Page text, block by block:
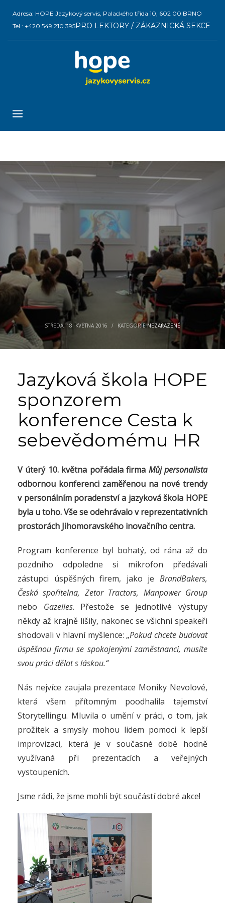
Adresa: HOPE Jazykový servis, Palackého třída 10, 602 00 BRNO
Tel.: +420 549 210 395PRO LEKTORY / ZÁKAZNICKÁ SEKCE
STŘEDA, 18. KVĚTNA 2016 / KATEGORIENEZAŘAZENÉ
Jazyková škola HOPE
sponzorem
konference Cesta k
sebevědomému HR
V úterý 10. května pořádala firma Můj personalista
odbornou konferenci zaměřenou na nové trendy
v personálním poradenství a jazyková škola HOPE
byla u toho. Vše se odehrávalo v reprezentativních
prostorách Jihomoravského inovačního centra.
Program konference byl bohatý, od rána až do
pozdního odpoledne si mikrofon předávali
zástupci úspěšných firem, jako je BrandBakers,
Česká spořitelna, Zetor Tractors, Manpower Group
nebo Gazelles. Přestože se jednotlivé výstupy
někdy až krajně lišily, nakonec se všichni speakeři
shodovali v hlavní myšlence: „Pokud chcete budovat
úspěšnou firmu se spokojenými zaměstnanci, musíte
svou práci dělat s láskou.“
Nás nejvíce zaujala prezentace Moniky Nevolové,
která všem přítomným poodhalila tajemství
Storytellingu. Mluvila o umění v práci, o tom, jak
prožitek a smysly mohou lidem pomoci k lepší
improvizaci, která je v současné době hodně
využívaná při prezentacích a veřejných
vystoupeních.
Jsme rádi, že jsme mohli být součástí dobré akce!